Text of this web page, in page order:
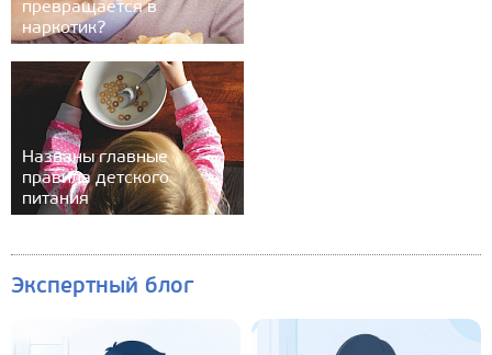
превращается в
наркотик?
Названы главные
правила детского
питания
Экспертный блог